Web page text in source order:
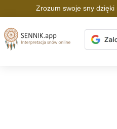
Zrozum swoje sny dzięki